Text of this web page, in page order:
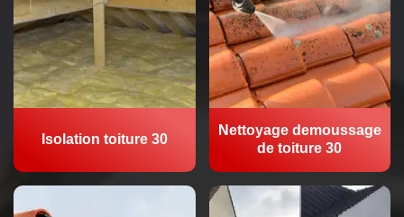
Isolation toiture 30
Nettoyage demoussage
de toiture 30